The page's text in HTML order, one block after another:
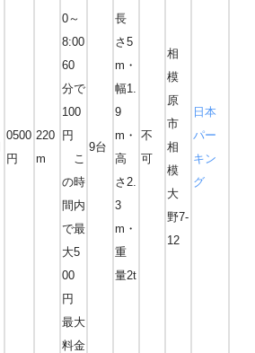
0500
円
220
m
0～
8:00
60
分で
100
円
こ
の時
間内
で最
大5
00
円
最大
料金
9台
長
さ5
m・
幅1.
9
m・
高
さ2.
3
m・
重
量2t
不
可
相
模
原
市
相
模
大
野7-
12
日本
パー
キン
グ